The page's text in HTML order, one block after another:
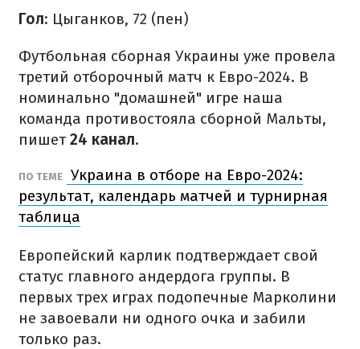
Гол: Цыганков, 72 (пен)
Футбольная сборная Украины уже провела
третий отборочный матч к Евро-2024. В
номинально "домашней" игре наша
команда противостояла сборной Мальты,
пишет24 канал.
ПО ТЕМЕ
Украина в отборе на Евро-2024:
результат, календарь матчей и турнирная
таблица
Европейский карлик подтверждает свой
статус главного андердога группы. В
первых трех играх подопечные Марколини
не завоевали ни одного очка и забили
только раз.